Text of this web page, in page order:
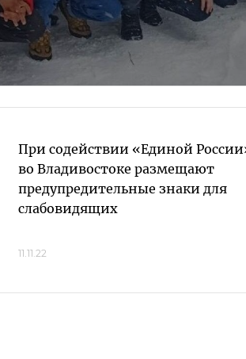
При содействии «Единой
во Владивостоке размещают
предупредительные знаки для
слабовидящих
11.11.22